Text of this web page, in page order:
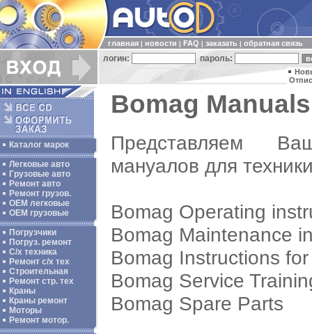
главная новости FAQ заказать обратная связь
логин: пароль:
Каталог марок
Легковые авто
Грузовые авто
Ремонт авто
Ремонт грузов.
ОЕМ легковые
OEM грузовые
Погрузчики
Погруз. ремонт
С/х техника
Ремонт с/х тех
Строительная
Ремонт стр. тех
Краны
Краны ремонт
Моторы
Ремонт мотор.
Bomag
Представляем
мануалов для
Bomag Operating
Bomag Maintenance
Bomag Instructions
Bomag Service
Bomag Spare Parts